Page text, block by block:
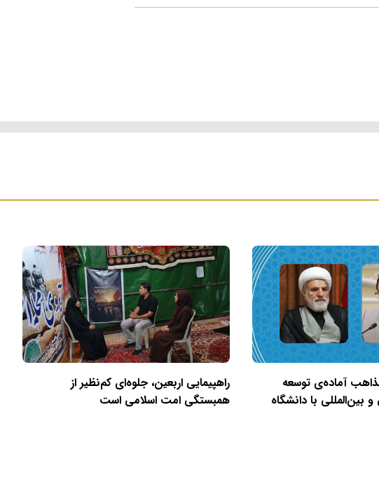
آماده‌ی توسعه
با دانشگاه
راهپیمایی اربعین، جلوه‌ای کم‌نظیر از
همبستگی امت اسلامی است